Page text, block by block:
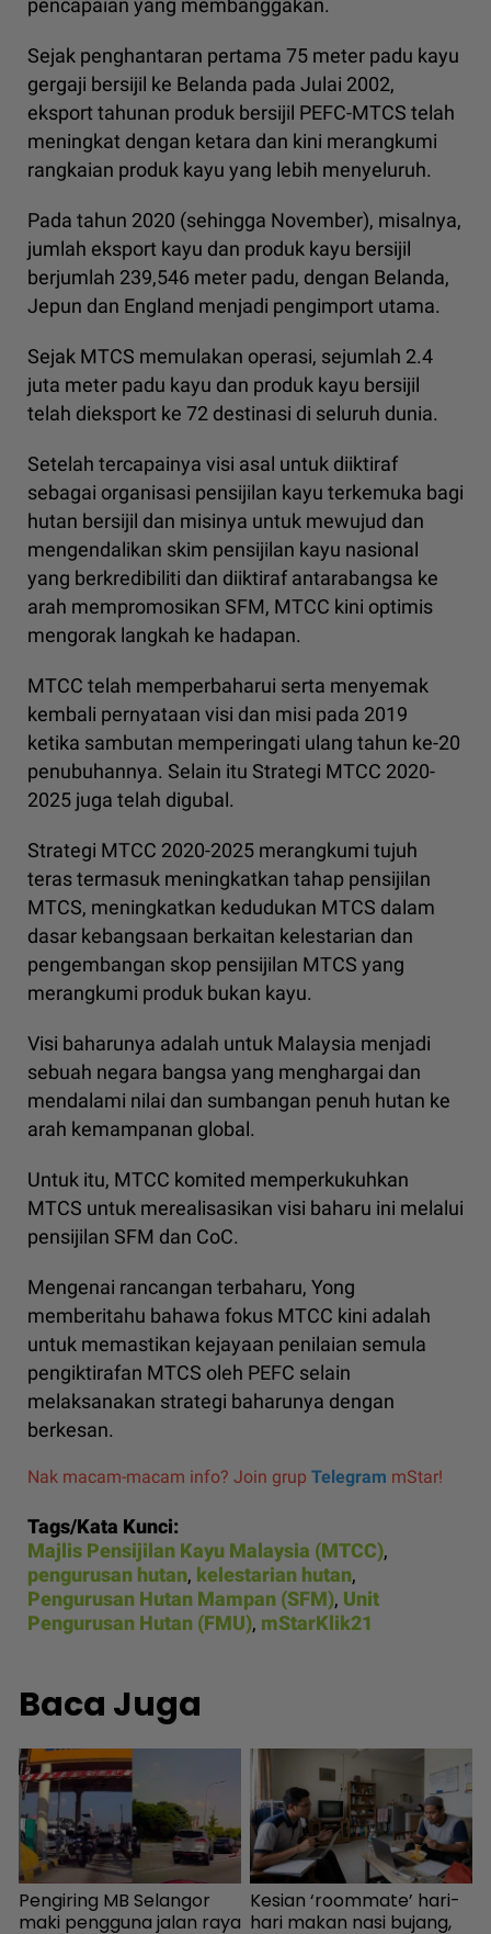
pencapaian yang membanggakan.
Sejak penghantaran pertama 75 meter padu kayu
gergaji bersijil ke Belanda pada Julai 2002,
eksport tahunan produk bersijil PEFC-MTCS telah
meningkat dengan ketara dan kini merangkumi
rangkaian produk kayu yang lebih menyeluruh.
Pada tahun 2020 (sehingga November), misalnya,
jumlah eksport kayu dan produk kayu bersijil
berjumlah 239,546 meter padu, dengan Belanda,
Jepun dan England menjadi pengimport utama.
Sejak MTCS memulakan operasi, sejumlah 2.4
juta meter padu kayu dan produk kayu bersijil
telah dieksport ke 72 destinasi di seluruh dunia.
Setelah tercapainya visi asal untuk diiktiraf
sebagai organisasi pensijilan kayu terkemuka bagi
hutan bersijil dan misinya untuk mewujud dan
mengendalikan skim pensijilan kayu nasional
yang berkredibiliti dan diiktiraf antarabangsa ke
arah mempromosikan SFM, MTCC kini optimis
mengorak langkah ke hadapan.
MTCC telah memperbaharui serta menyemak
kembali pernyataan visi dan misi pada 2019
ketika sambutan memperingati ulang tahun ke-20
penubuhannya. Selain itu Strategi MTCC 2020-
2025 juga telah digubal.
Strategi MTCC 2020-2025 merangkumi tujuh
teras termasuk meningkatkan tahap pensijilan
MTCS, meningkatkan kedudukan MTCS dalam
dasar kebangsaan berkaitan kelestarian dan
pengembangan skop pensijilan MTCS yang
merangkumi produk bukan kayu.
Visi baharunya adalah untuk Malaysia menjadi
sebuah negara bangsa yang menghargai dan
mendalami nilai dan sumbangan penuh hutan ke
arah kemampanan global.
Untuk itu, MTCC komited memperkukuhkan
MTCS untuk merealisasikan visi baharu ini melalui
pensijilan SFM dan CoC.
Mengenai rancangan terbaharu, Yong
memberitahu bahawa fokus MTCC kini adalah
untuk memastikan kejayaan penilaian semula
pengiktirafan MTCS oleh PEFC selain
melaksanakan strategi baharunya dengan
berkesan.
Nak macam-macam info? Join grup Telegram mStar!
Tags/Kata Kunci:
Majlis Pensijilan Kayu Malaysia (MTCC),
pengurusan hutan, kelestarian hutan,
Pengurusan Hutan Mampan (SFM), Unit
Pengurusan Hutan (FMU), mStarKlik21
Baca Juga
Pengiring MB Selangor
maki pengguna jalan raya
Kesian ‘roommate’ hari-
hari makan nasi bujang,